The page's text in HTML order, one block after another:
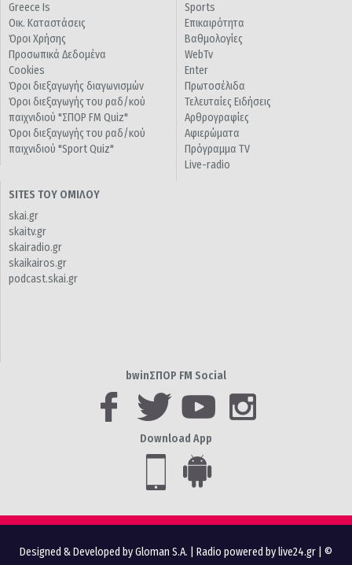
Greece Is
Οικ. Καταστάσεις
Όροι Χρήσης
Προσωπικά Δεδομένα
Cookies
Όροι διεξαγωγής διαγωνισμών
Όροι διεξαγωγής του ραδ/κού
παιχνιδιού "ΣΠΟΡ FM Quiz"
Όροι διεξαγωγής του ραδ/κού
παιχνιδιού "Sport Quiz"
Sports
Επικαιρότητα
Βαθμολογίες
WebTv
Enter
Πρωτοσέλιδα
Τελευταίες Ειδήσεις
Αρθρογραφίες
Αφιερώματα
Πρόγραμμα TV
Live-radio
SITES ΤΟΥ ΟΜΙΛΟΥ
skai.gr
skaitv.gr
skairadio.gr
skaikairos.gr
podcast.skai.gr
bwinΣΠΟΡ FM Social
Download App
Designed & Developed by Gloman S.A. Radio powered by live24.gr | ©